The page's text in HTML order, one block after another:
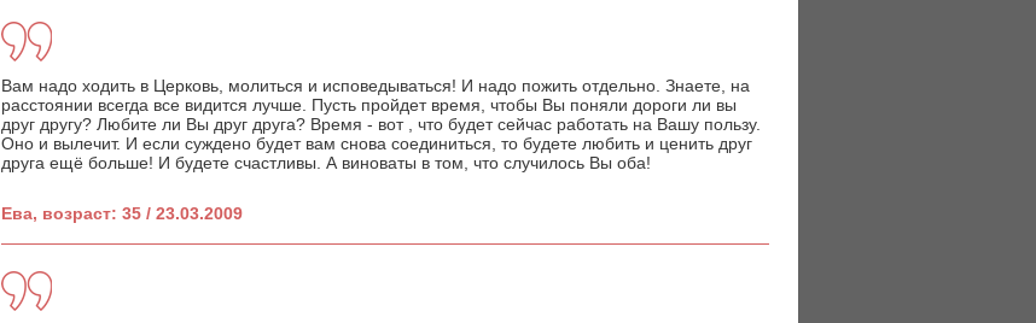
Вам надо ходить в Церковь, молиться и исповедываться! И надо пожить отдельно. Знаете, на
расстоянии всегда все видится лучше. Пусть пройдет время, чтобы Вы поняли дороги ли вы
друг другу? Любите ли Вы друг друга? Время - вот , что будет сейчас работать на Вашу пользу.
Оно и вылечит. И если суждено будет вам снова соединиться, то будете любить и ценить друг
друга ещё больше! И будете счастливы. А виноваты в том, что случилось Вы оба!
Ева, возраст: 35 / 23.03.2009